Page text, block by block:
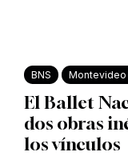
BNS Montevideo
El Ballet
dos obras
los vínculos